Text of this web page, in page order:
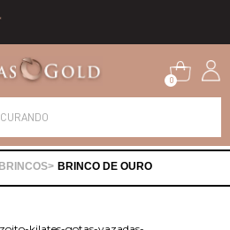
0
BRINCOS BRINCO DE OURO